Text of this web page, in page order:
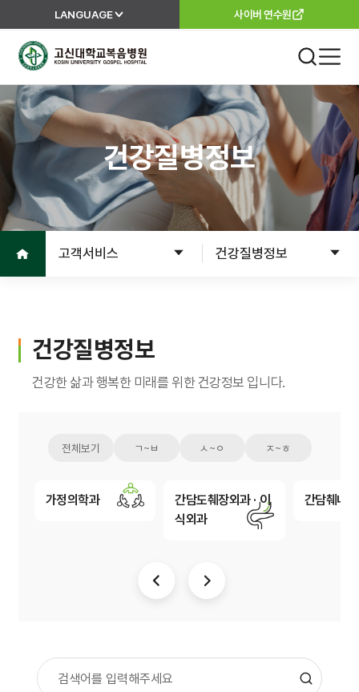
LANGUAGE 사이버 연수원
진료 안내
이용안내
외래진료
진료안내
진료절차
진료의뢰서
가정간호
신청방법
건강질병정보
고객서비스 건강질병정보
건강질병정보
건강한 삶과 행복한 미래를 위한 건강정보 입니다.
전체보기 ㄱ~ㅂ ㅅ~ㅇ ㅈ~ㅎ
가정의학과
간담도췌장외과 · 이
식외과
간담췌내과